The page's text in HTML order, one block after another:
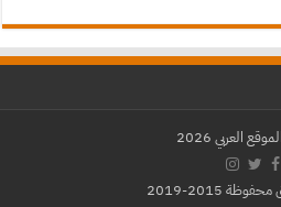
العربي 2026
2015-2019